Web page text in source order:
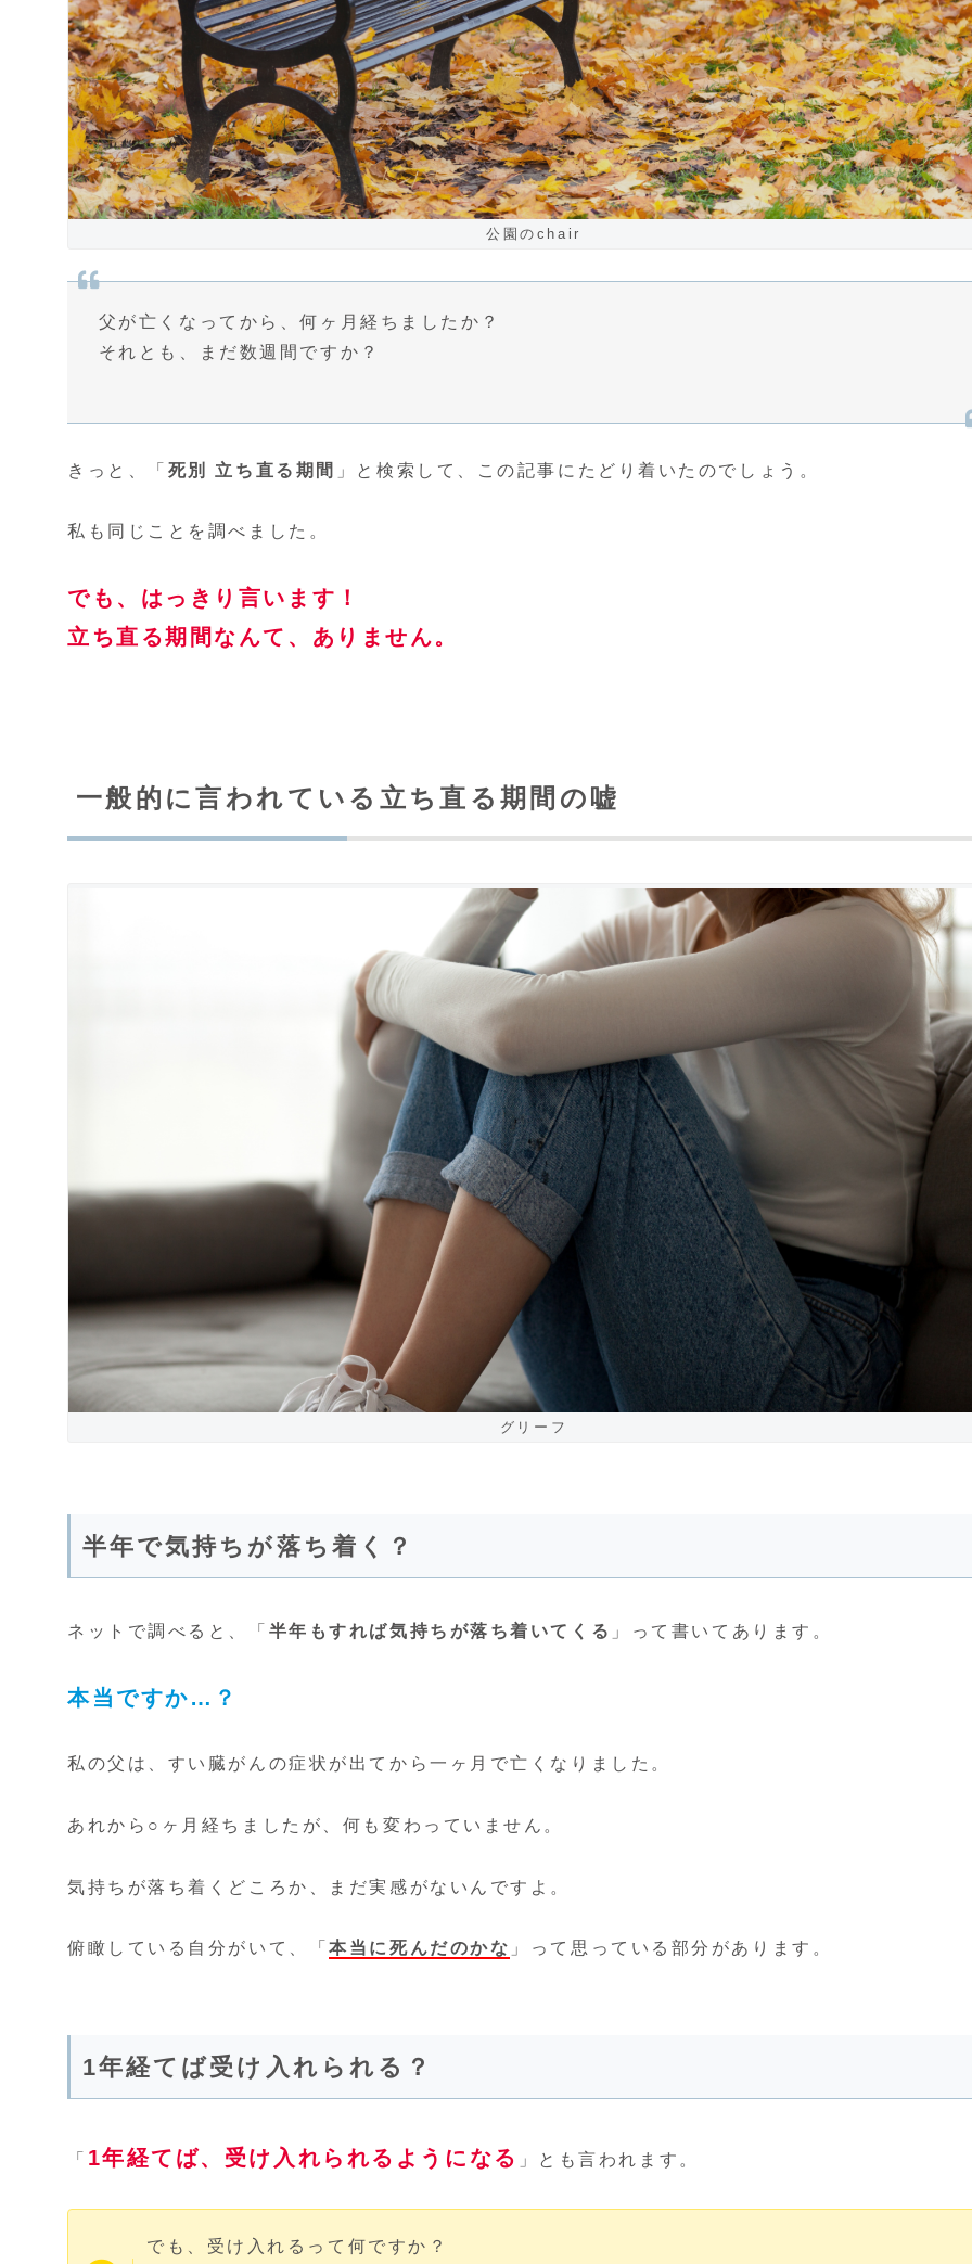
公園のchair
父が亡くなってから、何ヶ月経ちましたか？
それとも、まだ数週間ですか？
きっと、「 死別 立ち直る期間 」と検索して、この記事にたどり着いたのでしょう。
私も同じことを調べました。
でも、はっきり言います！
立ち直る期間なんて、ありません。
一般的に言われている立ち直る期間の嘘
グリーフ
半年で気持ちが落ち着く？
ネットで調べると、「 半年もすれば気持ちが落ち着いてくる 」って書いてあります。
本当ですか…？
私の父は、すい臓がんの症状が出てから一ヶ月で亡くなりました。
あれから○ヶ月経ちましたが、何も変わっていません。
気持ちが落ち着くどころか、まだ実感がないんですよ。
俯瞰している自分がいて、「本当に死んだのかな 」って思っている部分があります。
1年経てば受け入れられる？
「 1年経てば、受け入れられるようになる 」とも言われます。
でも、受け入れるって何ですか？